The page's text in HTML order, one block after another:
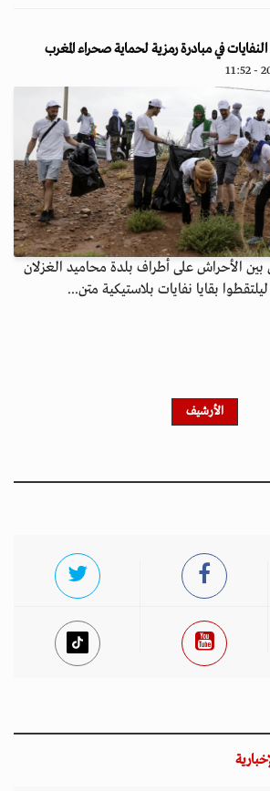
في مبادرة رمزية لحماية صحراء المغرب
الأحراش على أطراف بلدة محاميد الغزلان
بقايا نفايات بلاستيكية متن...
الأرشيف